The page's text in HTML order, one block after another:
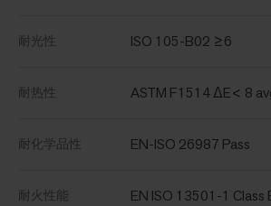
耐光性 ISO 105-B02 ≥6
耐热性 ASTM F1514 ΔE< 8
耐化学品性 EN-ISO 26987 Pass
耐火性能 EN ISO 13501-1 Class